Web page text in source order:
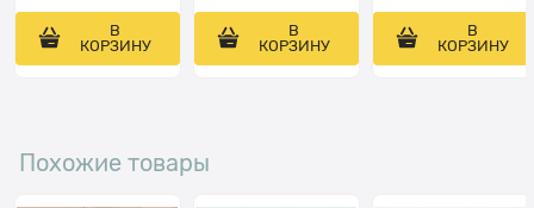
В
КОРЗИНУ
В
КОРЗИНУ
В
КОРЗИНУ
Похожие товары